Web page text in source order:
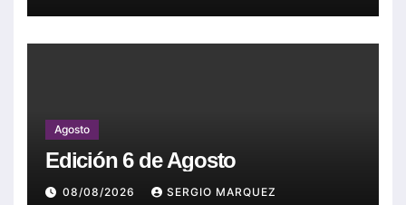
Agosto
Edición 6 de Agosto
08/08/2026 SERGIO MARQUEZ